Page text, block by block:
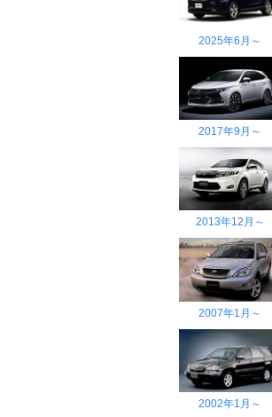
2025年6月～
2017年9月～
2013年12月～
2007年1月～
2002年1月～